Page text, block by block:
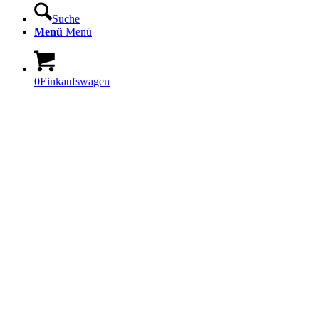
Suche
Menü Menü
0Einkaufswagen